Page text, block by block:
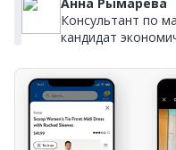
Консультант по
кандидат